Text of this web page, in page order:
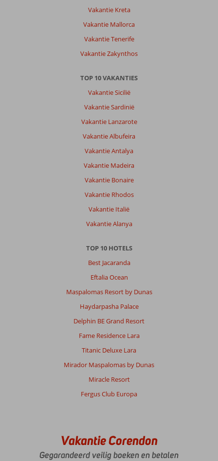
Vakantie Kreta
Vakantie Mallorca
Vakantie Tenerife
Vakantie Zakynthos
TOP 10 VAKANTIES
Vakantie Sicilië
Vakantie Sardinië
Vakantie Lanzarote
Vakantie Albufeira
Vakantie Antalya
Vakantie Madeira
Vakantie Bonaire
Vakantie Rhodos
Vakantie Italië
Vakantie Alanya
TOP 10 HOTELS
Best Jacaranda
Eftalia Ocean
Maspalomas Resort by Dunas
Haydarpasha Palace
Delphin BE Grand Resort
Fame Residence Lara
Titanic Deluxe Lara
Mirador Maspalomas by Dunas
Miracle Resort
Fergus Club Europa
Vakantie Corendon
Gegarandeerd veilig boeken en betalen